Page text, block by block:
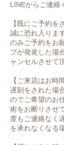
LINEからご連絡
【既にご予約を
誠に恐れ入りま
のみご予約をお
プが発覚した場
ャンセルさせて
【ご来店はお時
遅刻をされた場
のでご希望のお
術をお断りさせ
度もご連絡なく
を承れなくなる